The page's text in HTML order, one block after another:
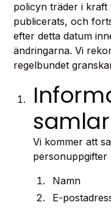
policyn träder i kraft
publicerats, och
efter detta datum
ändringarna. Vi
regelbundet
Vi kommer att
personuppgifter
Namn
E-